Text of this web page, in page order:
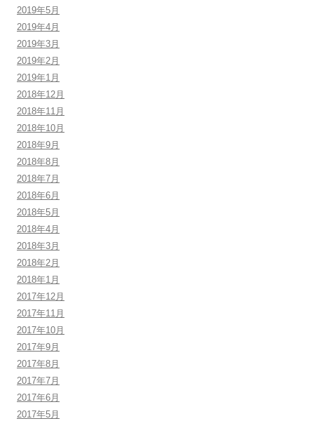
2019年5月
2019年4月
2019年3月
2019年2月
2019年1月
2018年12月
2018年11月
2018年10月
2018年9月
2018年8月
2018年7月
2018年6月
2018年5月
2018年4月
2018年3月
2018年2月
2018年1月
2017年12月
2017年11月
2017年10月
2017年9月
2017年8月
2017年7月
2017年6月
2017年5月